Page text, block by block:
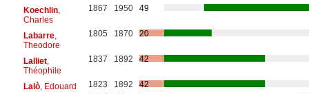
Koechlin,
Charles
1867 1950 49
Labarre,
Theodore
1805 1870 20
Lalliet,
Théophile
1837 1892 42
Lalò, Edouard 1823 1892
42